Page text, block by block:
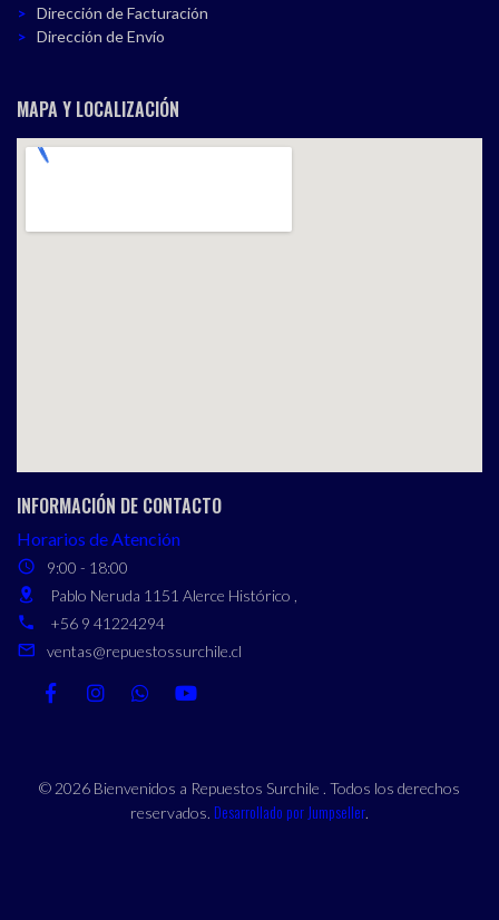
Dirección de Facturación
Dirección de Envío
MAPA Y LOCALIZACIÓN
INFORMACIÓN DE CONTACTO
Horarios de Atención
9:00 - 18:00
Pablo Neruda 1151 Alerce Histórico ,
+56 9 41224294
ventas@repuestossurchile.cl
© 2026 Bienvenidos a Repuestos Surchile . Todos los derechos
reservados. Desarrollado por Jumpseller.